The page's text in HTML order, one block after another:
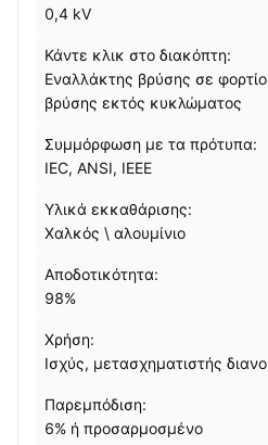
0,4 kV
Κάντε κλικ στο διακόπτη:
Εναλλάκτης βρύσης σε
βρύσης εκτός κυκλώματος
Συμμόρφωση με τα πρότυπα:
IEC, ANSI, IEEE
Υλικά εκκαθάρισης:
Χαλκός \ αλουμίνιο
Αποδοτικότητα:
98%
Χρήση:
Ισχύς, μετασχηματιστής
Παρεμπόδιση:
6% ή προσαρμοσμένο